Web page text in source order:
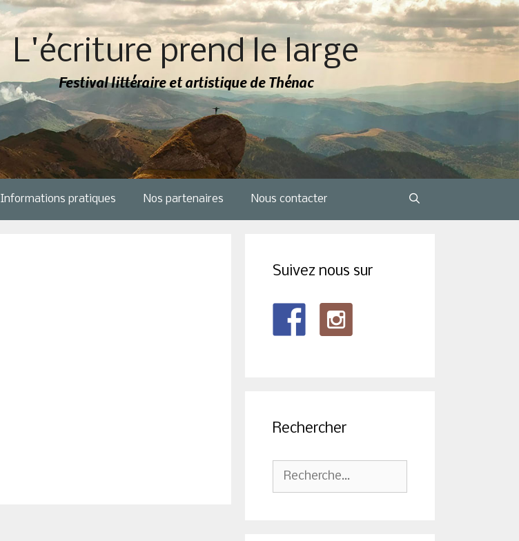
L'écriture prend le large
Festival littéraire et artistique de Thénac
Informations pratiques Nos partenaires Nous contacter
Suivez nous sur
Rechercher
Rechercher :